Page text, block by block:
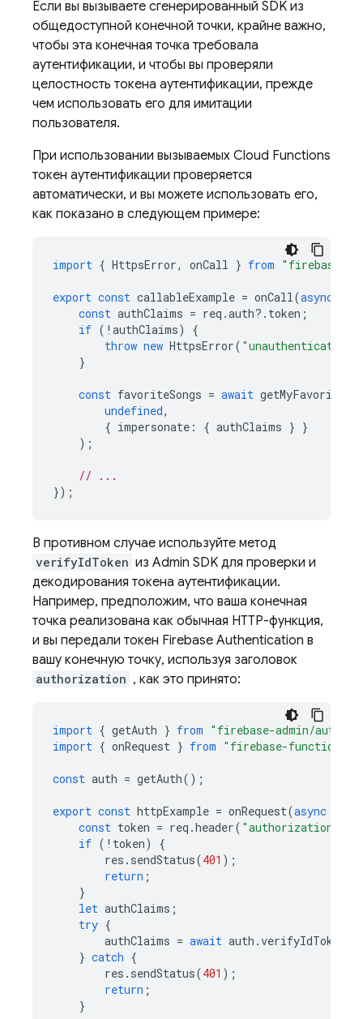
Если вы вызываете сгенерированный SDK из
общедоступной конечной точки, крайне важно,
чтобы эта конечная точка требовала
аутентификации, и чтобы вы проверяли
целостность токена аутентификации, прежде
чем использовать его для имитации
пользователя.
При использовании вызываемых Cloud Functions
токен аутентификации проверяется
автоматически, и вы можете использовать его,
как показано в следующем примере:
import { HttpsError, onCall } from "firebase-
export const callableExample = onCall(async
const authClaims = req .auth? . token ;
if ( ! authClaims)
{
throw new HttpsError( "unauthenticated"
}
const favoriteSongs = await
undefined,
{ impersonate : { authClaims } }
);
// ...
});
В противном случае используйте метод
verifyIdToken из Admin SDK для проверки и
декодирования токена аутентификации.
Например, предположим, что ваша конечная
точка реализована как обычная HTTP-функция,
и вы передали токен Firebase Authentication в
вашу конечную точку, используя заголовок
authorization , как это принято:
import { getAuth } from "firebase-admin/auth"
import { onRequest } from "firebase-functions/
const auth = getAuth();
export const httpExample = onRequest(async
const token = req .header( "authorization"
if ( ! token)
{
res . sendStatus(401 );
return ;
}
let authClaims ;
try {
authClaims = await auth .verifyIdToken
} catch {
res . sendStatus(401 );
return ;
}